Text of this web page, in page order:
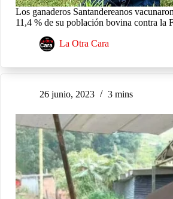
Los ganaderos Santandereanos
11,4 % de su población bovina contra la
La Otra Cara
26 junio, 2023 3 mins